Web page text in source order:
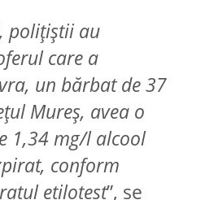
polițiștii au
care a
un bărbat de 37
Mureș, avea o
1,34 mg/lalcool
, conform
etilotest”, se